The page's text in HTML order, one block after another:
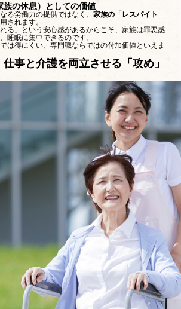
族の休息）としての価値
る労働力の提供ではなく、 家族の「レスパイト
されます。
れる」という安心感があるからこそ、家族は罪悪感
睡眠に集中できるのです。
は得にくい、専門職ならではの付加価値といえま
仕事と介護を両立させる「攻め」